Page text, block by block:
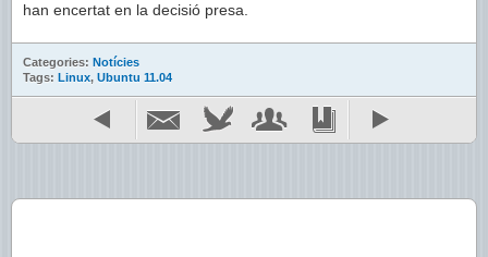
han encertat en la decisió presa.
Categories: Notícies
Tags: Linux, Ubuntu 11.04